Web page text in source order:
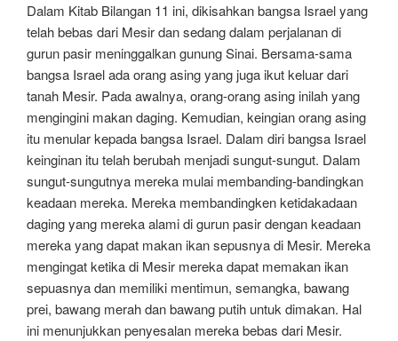
Dalam Kitab Bilangan 11 ini, dikisahkan bangsa Israel yang
telah bebas dari Mesir dan sedang dalam perjalanan di
gurun pasir meninggalkan gunung Sinai. Bersama-sama
bangsa Israel ada orang asing yang juga ikut keluar dari
tanah Mesir. Pada awalnya, orang-orang asing inilah yang
mengingini makan daging. Kemudian, keingian orang asing
itu menular kepada bangsa Israel. Dalam diri bangsa Israel
keinginan itu telah berubah menjadi sungut-sungut. Dalam
sungut-sungutnya mereka mulai membanding-bandingkan
keadaan mereka. Mereka membandingken ketidakadaan
daging yang mereka alami di gurun pasir dengan keadaan
mereka yang dapat makan ikan sepusnya di Mesir. Mereka
mengingat ketika di Mesir mereka dapat memakan ikan
sepuasnya dan memiliki mentimun, semangka, bawang
prei, bawang merah dan bawang putih untuk dimakan. Hal
ini menunjukkan penyesalan mereka bebas dari Mesir.